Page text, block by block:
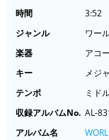
時間
3:52
ジャンル
ワー
楽器
アコ
キー
メジ
テンポ
ミド
収録アルバムNo. AL-
アルバム名